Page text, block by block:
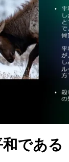
である